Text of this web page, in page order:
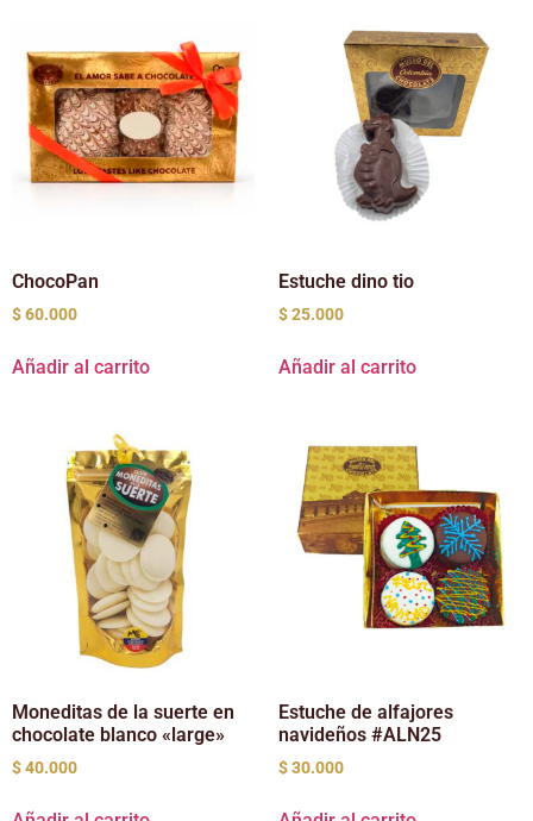
ChocoPan
$60.000
Añadir al carrito
Estuche dino tio
$25.000
Añadir al carrito
Moneditas de la suerte en
chocolate blanco «large»
$40.000
Estuche de alfajores
navideños #ALN25
$30.000